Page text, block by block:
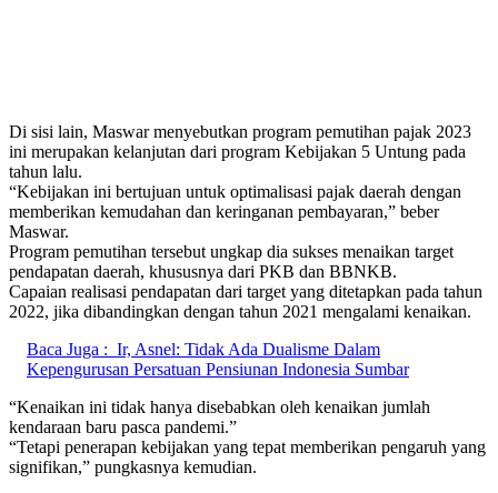
Di sisi lain, Maswar menyebutkan program pemutihan pajak 2023
ini merupakan kelanjutan dari program Kebijakan 5 Untung pada
tahun lalu.
“Kebijakan ini bertujuan untuk optimalisasi pajak daerah dengan
memberikan kemudahan dan keringanan pembayaran,” beber
Maswar.
Program pemutihan tersebut ungkap dia sukses menaikan target
pendapatan daerah, khususnya dari PKB dan BBNKB.
Capaian realisasi pendapatan dari target yang ditetapkan pada tahun
2022, jika dibandingkan dengan tahun 2021 mengalami kenaikan.
Baca Juga : Ir, Asnel: Tidak Ada Dualisme Dalam
Kepengurusan Persatuan Pensiunan Indonesia Sumbar
“Kenaikan ini tidak hanya disebabkan oleh kenaikan jumlah
kendaraan baru pasca pandemi.”
“Tetapi penerapan kebijakan yang tepat memberikan pengaruh yang
signifikan,” pungkasnya kemudian.